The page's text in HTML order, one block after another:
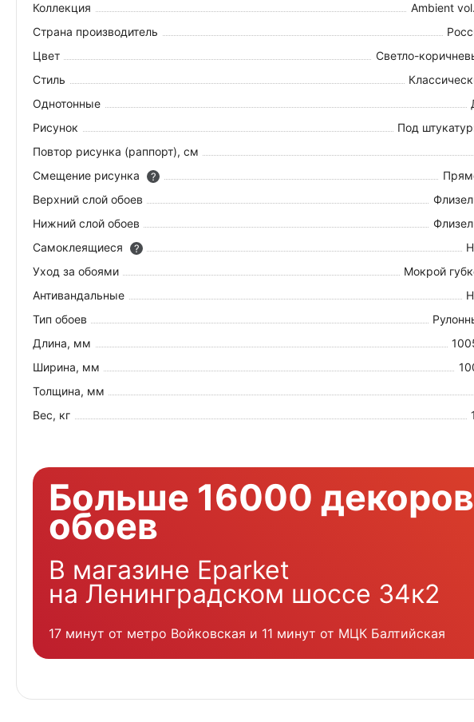
Коллекция
Ambient
Страна производитель
Цвет
Светло-
Стиль
Однотонные
Рисунок
Под
Повтор рисунка (раппорт), см
Смещение рисунка
?
Верхний слой обоев
Нижний слой обоев
Самоклеящиеся
?
Уход за обоями
Мокрой
Антивандальные
Тип обоев
Длина, мм
Ширина, мм
Толщина, мм
Вес, кг
Больше 16000 декоров
обоев
В магазине Eparket
на Ленинградском шоссе 34к2
17 минут от метро Войковская и 11 минут от МЦК Балтийская